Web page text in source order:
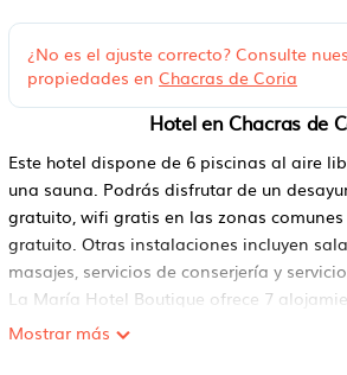
¿No es el ajuste correcto? Consulte
propiedades en Chacras de Coria
Hotel en Chacras de
Este hotel dispone de 6 piscinas al aire
una sauna. Podrás disfrutar de un
gratuito, wifi gratis en las zonas
gratuito. Otras instalaciones incluyen
masajes, servicios de conserjería y
La María Hotel Boutique ofrece 7
acondicionado, chimenea y minibar. Las
Mostrar más